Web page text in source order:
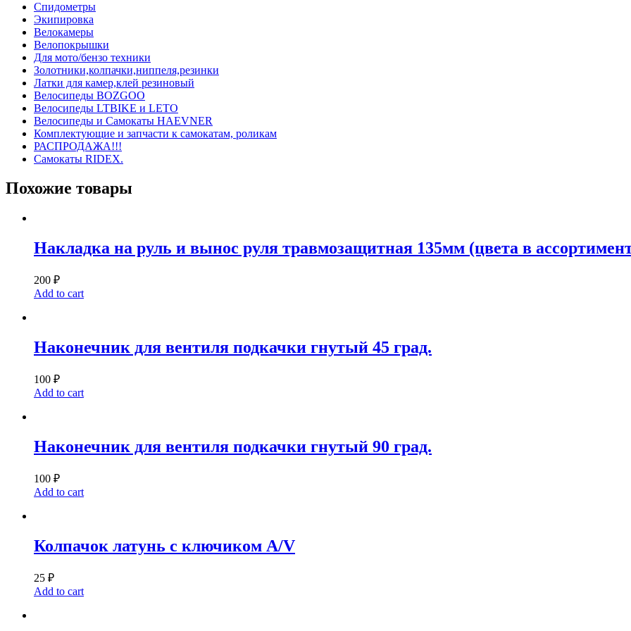
Спидометры
Экипировка
Велокамеры
Велопокрышки
Для мото/бензо техники
Золотники,колпачки,ниппеля,резинки
Латки для камер,клей резиновый
Велосипеды BOZGOO
Велосипеды LTBIKE и LETO
Велосипеды и Самокаты HAEVNER
Комплектующие и запчасти к самокатам, роликам
РАСПРОДАЖА!!!
Самокаты RIDEX.
Похожие товары
Накладка на руль и вынос руля травмозащитная 135мм (цвета в
200 ₽
Add to cart
Наконечник для вентиля подкачки гнутый 45 град.
100 ₽
Add to cart
Наконечник для вентиля подкачки гнутый 90 град.
100 ₽
Add to cart
Колпачок латунь с ключиком A/V
25 ₽
Add to cart